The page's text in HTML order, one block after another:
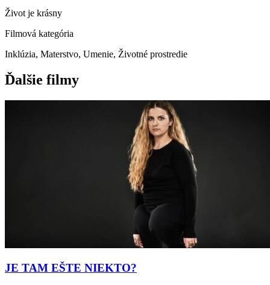
Život je krásny
Filmová kategória
Inklúzia, Materstvo, Umenie, Životné prostredie
Ďalšie filmy
JE TAM EŠTE NIEKTO?